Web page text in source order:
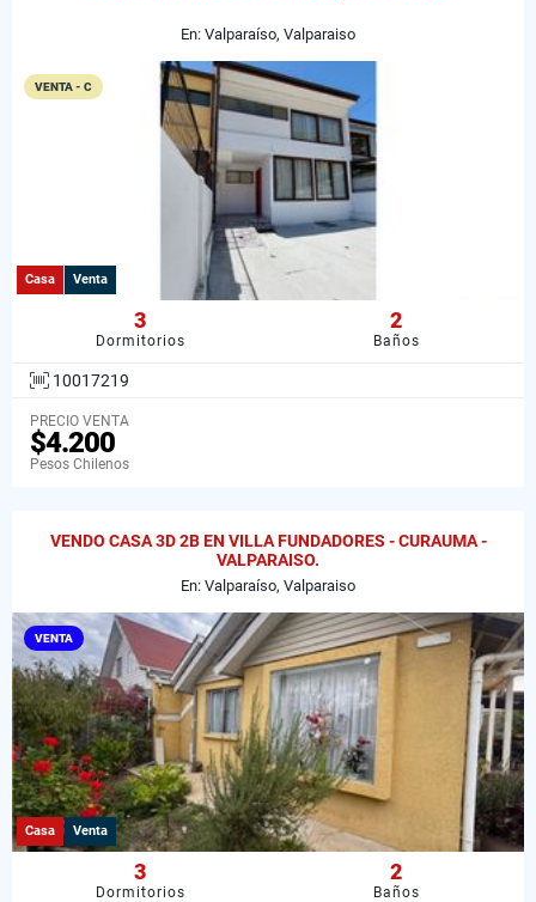
En: Valparaíso, Valparaiso
VENTA - C
Casa Venta
3
Dormitorios
2
Baños
10017219
PRECIO VENTA
$4.200
Pesos Chilenos
VENDO CASA 3D 2B EN VILLA FUNDADORES - CURAUMA -
VALPARAISO.
En: Valparaíso, Valparaiso
VENTA
Casa Venta
3
Dormitorios
2
Baños